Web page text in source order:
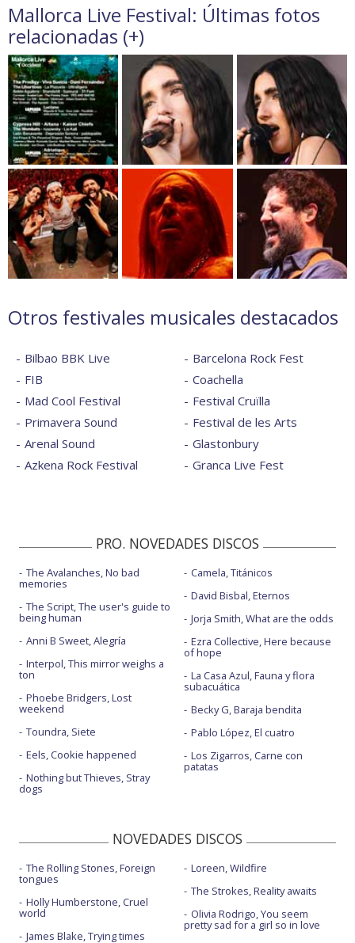
Mallorca Live Festival: Últimas fotos
relacionadas (+)
Otros festivales musicales destacados
Bilbao BBK Live
FIB
Mad Cool Festival
Primavera Sound
Arenal Sound
Azkena Rock Festival
Barcelona Rock Fest
Coachella
Festival Cruïlla
Festival de les Arts
Glastonbury
Granca Live Fest
PRO. NOVEDADES DISCOS
The Avalanches, No bad
memories
The Script, The user's guide to
being human
Anni B Sweet, Alegría
Interpol, This mirror weighs a
ton
Phoebe Bridgers, Lost
weekend
Toundra, Siete
Eels, Cookie happened
Nothing but Thieves, Stray
dogs
Camela, Titánicos
David Bisbal, Eternos
Jorja Smith, What are the odds
Ezra Collective, Here because
of hope
La Casa Azul, Fauna y flora
subacuática
Becky G, Baraja bendita
Pablo López, El cuatro
Los Zigarros, Carne con
patatas
NOVEDADES DISCOS
The Rolling Stones, Foreign
tongues
Holly Humberstone, Cruel
world
James Blake, Trying times
Loreen, Wildfire
The Strokes, Reality awaits
Olivia Rodrigo, You seem
pretty sad for a girl so in love